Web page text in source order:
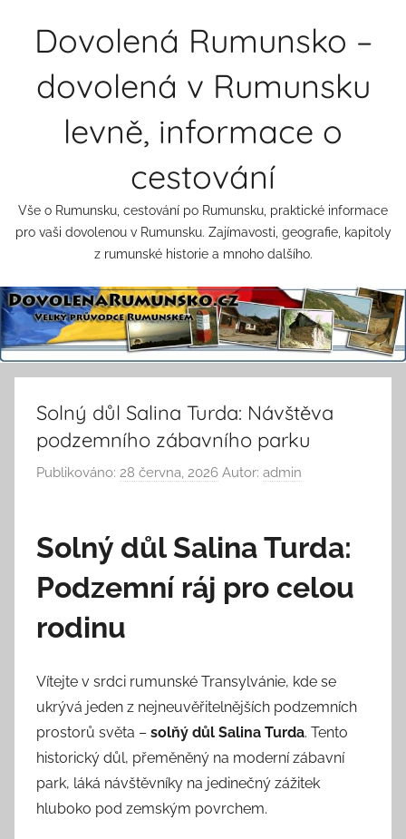
Dovolená Rumunsko –
dovolená v Rumunsku
levně, informace o
cestování
Vše o Rumunsku, cestování po Rumunsku, praktické informace
pro vaši dovolenou v Rumunsku. Zajímavosti, geografie, kapitoly
z rumunské historie a mnoho dalšího.
Solný důl Salina Turda: Návštěva
podzemního zábavního parku
Publikováno: 28 června, 2026 Autor: admin
Solný důl Salina Turda:
Podzemní ráj pro celou
rodinu
Vítejte v srdci rumunské Transylvánie, kde se
ukrývá jeden z nejneuvěřitelnějších podzemních
prostorů světa – solňý důl Salina Turda. Tento
historický důl, přeměněný na moderní zábavní
park, láká návštěvníky na jedinečný zážitek
hluboko pod zemským povrchem.